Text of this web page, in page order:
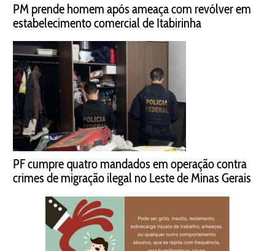
PM prende homem após ameaça com revólver em
estabelecimento comercial de Itabirinha
PF cumpre quatro mandados em operação contra
crimes de migração ilegal no Leste de Minas Gerais